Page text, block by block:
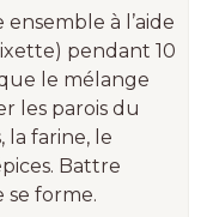
à l’aide
pendant 10
le mélange
les parois du
la farine, le
Battre
se forme.